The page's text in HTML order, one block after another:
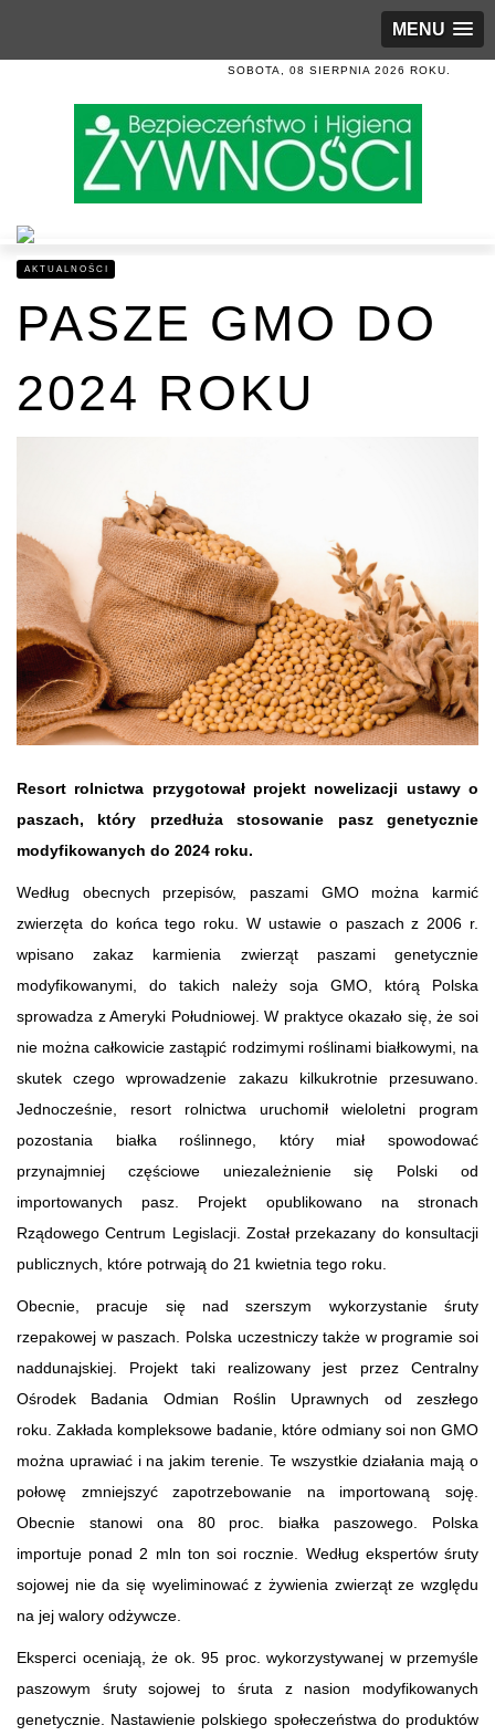
MENU
SOBOTA, 08 SIERPNIA 2026 ROKU.
AKTUALNOŚCI
PASZE GMO DO
2024 ROKU
Resort rolnictwa przygotował projekt nowelizacji ustawy o
paszach, który przedłuża stosowanie pasz genetycznie
modyfikowanych do 2024 roku.
Według obecnych przepisów, paszami GMO można karmić
zwierzęta do końca tego roku. W ustawie o paszach z 2006 r.
wpisano zakaz karmienia zwierząt paszami genetycznie
modyfikowanymi, do takich należy soja GMO, którą Polska
sprowadza z Ameryki Południowej. W praktyce okazało się, że soi
nie można całkowicie zastąpić rodzimymi roślinami białkowymi, na
skutek czego wprowadzenie zakazu kilkukrotnie przesuwano.
Jednocześnie, resort rolnictwa uruchomił wieloletni program
pozostania białka roślinnego, który miał spowodować
przynajmniej częściowe uniezależnienie się Polski od
importowanych pasz. Projekt opublikowano na stronach
Rządowego Centrum Legislacji. Został przekazany do konsultacji
publicznych, które potrwają do 21 kwietnia tego roku.
Obecnie, pracuje się nad szerszym wykorzystanie śruty
rzepakowej w paszach. Polska uczestniczy także w programie soi
naddunajskiej. Projekt taki realizowany jest przez Centralny
Ośrodek Badania Odmian Roślin Uprawnych od zeszłego
roku. Zakłada kompleksowe badanie, które odmiany soi non GMO
można uprawiać i na jakim terenie. Te wszystkie działania mają o
połowę zmniejszyć zapotrzebowanie na importowaną soję.
Obecnie stanowi ona 80 proc. białka paszowego. Polska
importuje ponad 2 mln ton soi rocznie. Według ekspertów śruty
sojowej nie da się wyeliminować z żywienia zwierząt ze względu
na jej walory odżywcze.
Eksperci oceniają, że ok. 95 proc. wykorzystywanej w przemyśle
paszowym śruty sojowej to śruta z nasion modyfikowanych
genetycznie. Nastawienie polskiego społeczeństwa do produktów